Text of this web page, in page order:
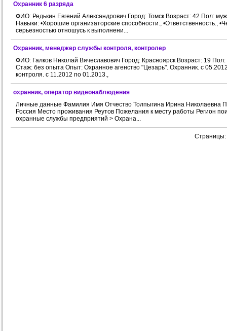
Охранник 6 разряда
ФИО: Редькин Евгений Александрович Город: Томск Возраст: 42 Пол:
Навыки: •Хорошие организаторские способности., •Ответственность.,
серьезностью отношусь к выполнени...
Охранник, менеджер службы контроля, контролер
ФИО: Галков Николай Вячеславович Город: Красноярск Возраст: 19
Стаж: без опыта Опыт: Охранное агенство "Цезарь". Охранник. с
контроля. с 11.2012 по 01.2013.,
охранник, оператор видеонаблюдения
Личные данные Фамилия Имя Отчество Толпыгина Ирина Николаевна
Россия Место проживания Реутов Пожелания к месту работы Регион
охранные службы предприятий > Охрана...